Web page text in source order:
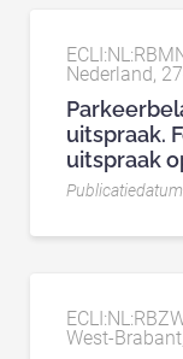
Nederland,
uitspraak.
uitspraak
West-